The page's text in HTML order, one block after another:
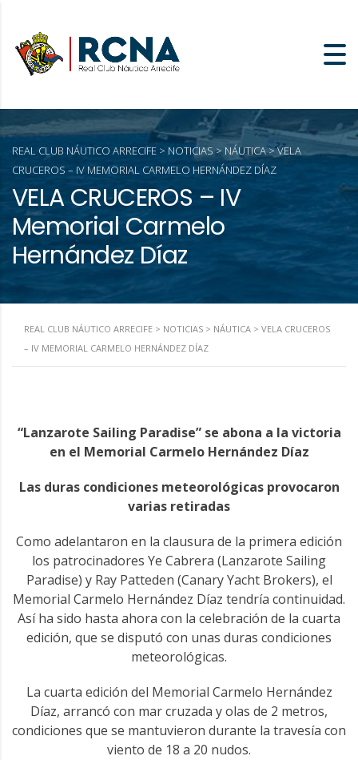
VELA CRUCEROS – IV
Memorial Carmelo
Hernández Díaz
REAL CLUB NÁUTICO ARRECIFE > NOTICIAS > NÁUTICA>VELA
CRUCEROS – IV MEMORIAL CARMELO HERNÁNDEZ DÍAZ
REAL CLUB NÁUTICO ARRECIFE > NOTICIAS > NÁUTICA > VELA CRUCEROS
– IV MEMORIAL CARMELO HERNÁNDEZ DÍAZ
“Lanzarote Sailing Paradise” se abona a la victoria
en el Memorial Carmelo Hernández Díaz
Las duras condiciones meteorológicas provocaron
varias retiradas
Como adelantaron en la clausura de la primera edición
los patrocinadores Ye Cabrera (Lanzarote Sailing
Paradise) y Ray Patteden (Canary Yacht Brokers), el
Memorial Carmelo Hernández Díaz tendría continuidad.
Así ha sido hasta ahora con la celebración de la cuarta
edición, que se disputó con unas duras condiciones
meteorológicas.
La cuarta edición del Memorial Carmelo Hernández
Díaz, arrancó con mar cruzada y olas de 2 metros,
condiciones que se mantuvieron durante la travesía con
viento de 18 a 20 nudos.